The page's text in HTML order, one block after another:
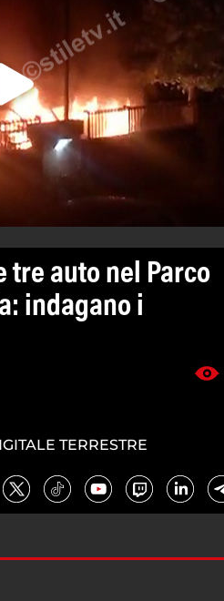
tre auto nel Parco
indagano i
TERRESTRE